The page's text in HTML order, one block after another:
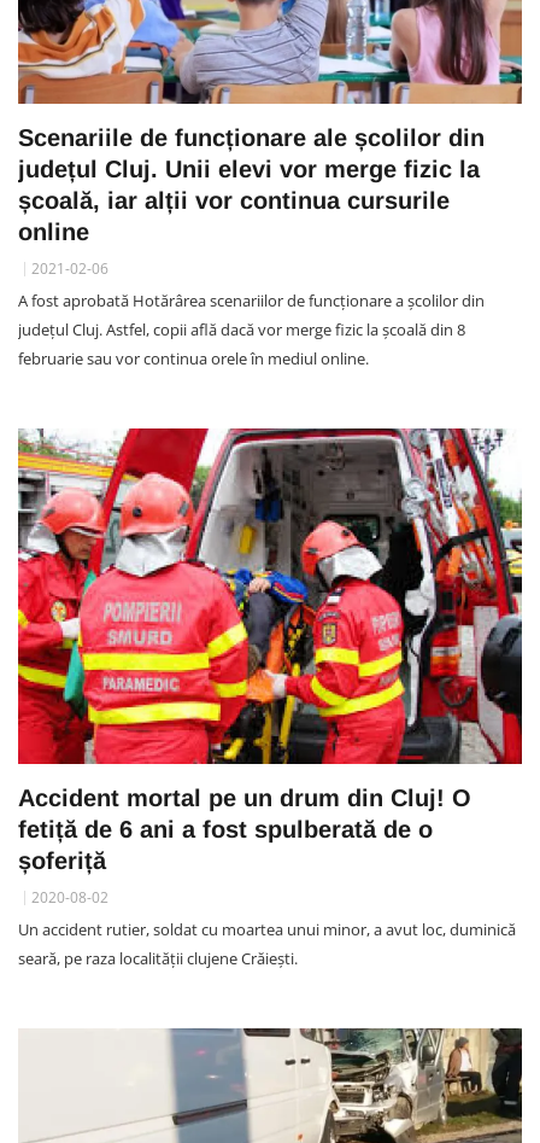
Scenariile de funcționare ale școlilor din
județul Cluj. Unii elevi vor merge fizic la
școală, iar alții vor continua cursurile
online
2021-02-06
A fost aprobată Hotărârea scenariilor de funcționare a școlilor din
județul Cluj. Astfel, copii află dacă vor merge fizic la școală din 8
februarie sau vor continua orele în mediul online.
Accident mortal pe un drum din Cluj! O
fetiță de 6 ani a fost spulberată de o
șoferiță
2020-08-02
Un accident rutier, soldat cu moartea unui minor, a avut loc, duminică
seară, pe raza localității clujene Crăiești.